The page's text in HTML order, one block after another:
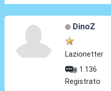
DinoZ
Lazionetter
1.136
Registrato